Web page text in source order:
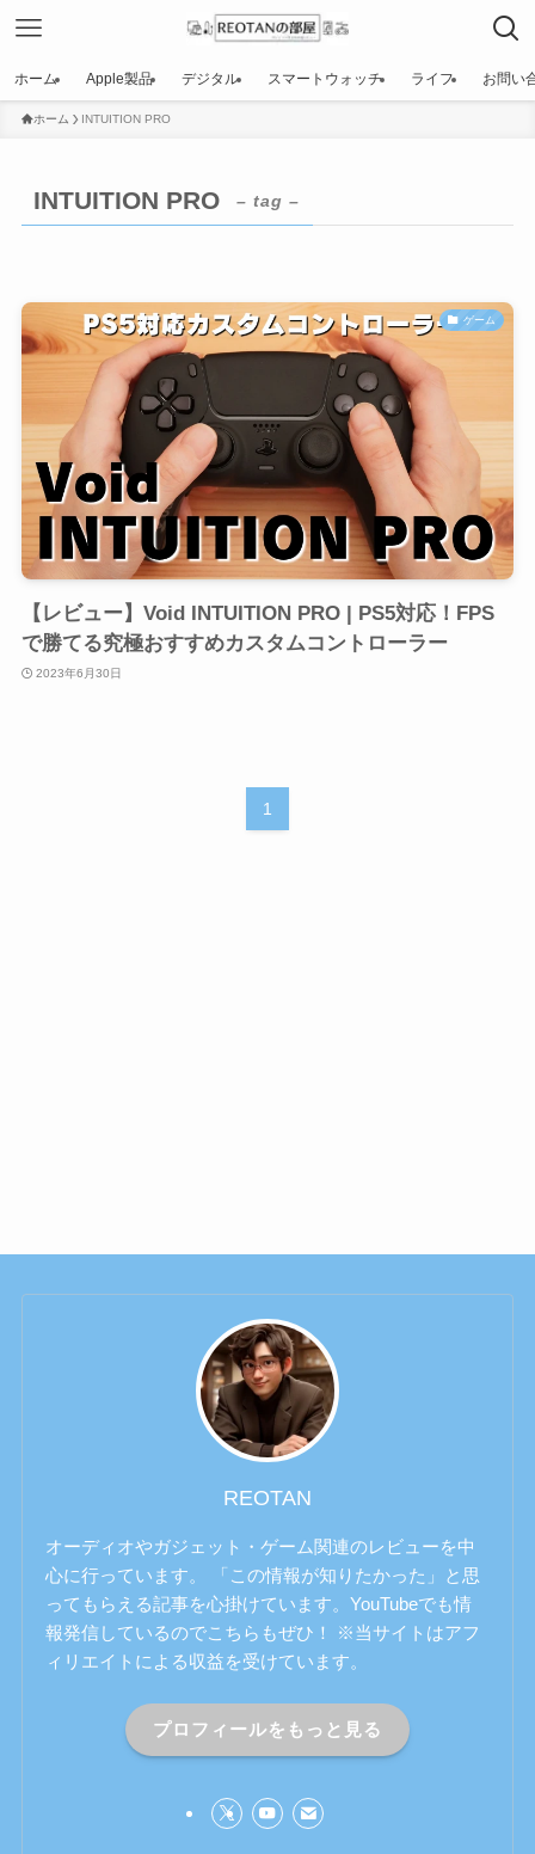
ホーム Apple製品 デジタル スマートウォッチ ライフ お問い
ホーム INTUITION PRO
INTUITION PRO – tag –
ゲーム
【レビュー】Void INTUITION PRO | PS5対応！FPS
で勝てる究極おすすめカスタムコントローラー
2023年6月30日
1
REOTAN
オーディオやガジェット・ゲーム関連のレビューを中
心に行っています。 「この情報が知りたかった」と思
ってもらえる記事を心掛けています。YouTubeでも情
報発信しているのでこちらもぜひ！ ※当サイトはアフ
ィリエイトによる収益を受けています。
プロフィールをもっと見る